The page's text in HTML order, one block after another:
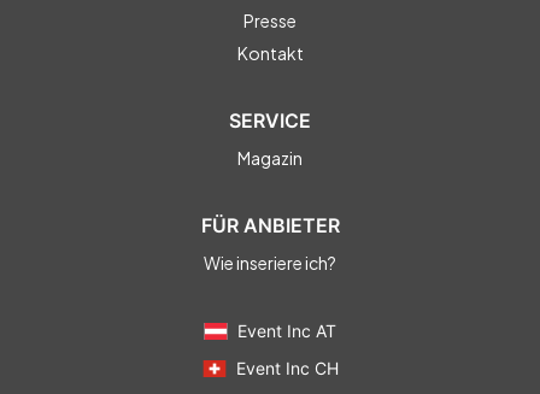
Presse
Kontakt
SERVICE
Magazin
FÜR ANBIETER
Wie inseriere ich?
Event Inc AT
Event Inc CH